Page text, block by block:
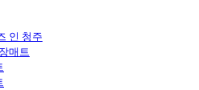
인 청주
매트